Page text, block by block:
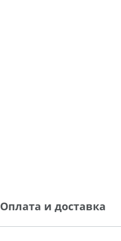
Оплата и доставка